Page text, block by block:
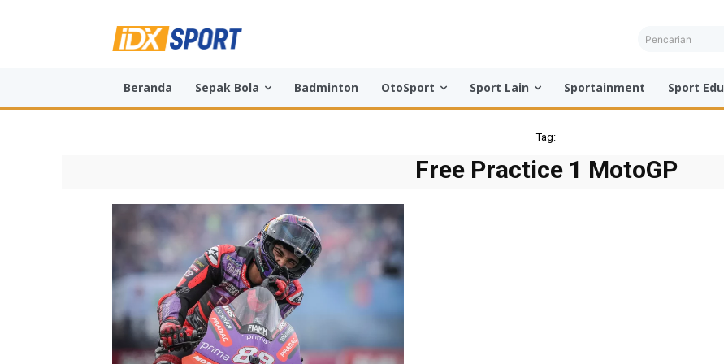
Pencarian
Beranda Sepak Bola Badminton OtoSport Sport Lain Sportainment Sport Edu
Tag:
Free Practice 1 MotoGP